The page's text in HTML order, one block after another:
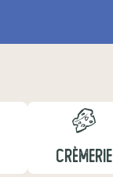
CRÈMERIE